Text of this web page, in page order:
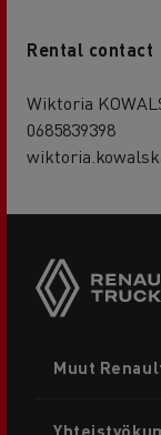
Rental contact
Wiktoria
0685839398
menu
Muut